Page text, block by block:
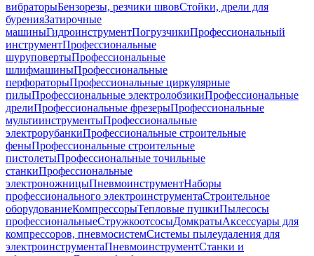
вибраторыБензорезы, резчики швовСтойки, дрели для
буренияЗатирочные
машиныГидроинструментПогрузчикиПрофессиональный
инструментПрофессиональные
шуруповертыПрофессиональные
шлифмашиныПрофессиональные
перфораторыПрофессиональные циркулярные
пилыПрофессиональные электролобзикиПрофессиональные
дрелиПрофессиональные фрезерыПрофессиональные
мультиинструментыПрофессиональные
электрорубанкиПрофессиональные строительные
феныПрофессиональные строительные
пистолетыПрофессиональные точильные
станкиПрофессиональные
электроножницыПневмоинструментНаборы
профессионального электроинструментаСтроительное
оборудованиеКомпрессорыТепловые пушкиПылесосы
профессиональныеСтружкоотсосыДомкратыАксессуары для
компрессоров, пневмосистемСистемы пылеудаления для
электроинструментаПневмоинструментСтанки и